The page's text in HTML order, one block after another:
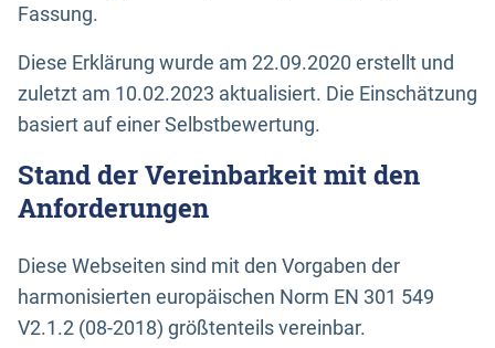
Fassung.
Diese Erklärung wurde am 22.09.2020 erstellt und
zuletzt am 10.02.2023 aktualisiert. Die Einschätzung
basiert auf einer Selbstbewertung.
Stand der Vereinbarkeit mit den
Anforderungen
Diese Webseiten sind mit den Vorgaben der
harmonisierten europäischen Norm EN 301 549
V2.1.2 (08-2018) größtenteils vereinbar.